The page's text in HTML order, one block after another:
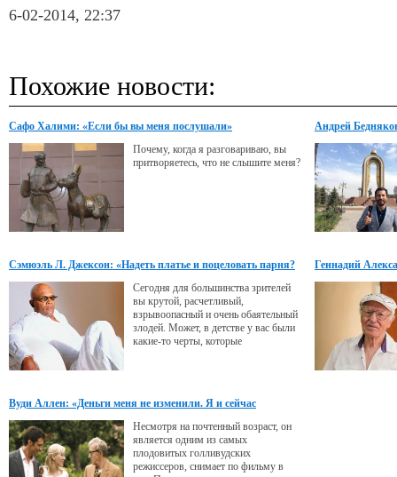
6-02-2014, 22:37
Похожие новости:
Сафо Халими: «Если бы вы меня послушали»
Почему, когда я разговариваю, вы
притворяетесь, что не слышите меня?
Андрей
Сэмюэль Л. Джексон: «Надеть платье и поцеловать парня?
Сегодня для большинства зрителей
вы крутой, расчетливый,
взрывоопасный и очень обаятельный
злодей. Может, в детстве у вас были
какие-то черты, которые
Геннадий
Вуди Аллен: «Деньги меня не изменили. Я и сейчас
Несмотря на почтенный возраст, он
является одним из самых
плодовитых голливудских
режиссеров, снимает по фильму в